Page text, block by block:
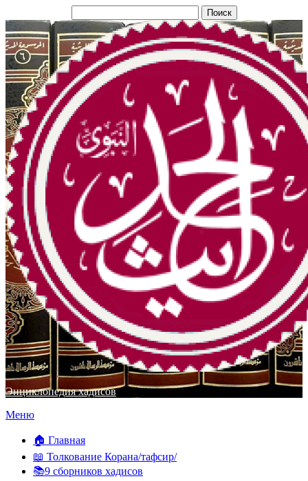
Энциклопедия хадисов
Перейти
содержимому
Меню
🏠 Главная
📖 Толкование Корана/тафсир/
📚9 сборников хадисов